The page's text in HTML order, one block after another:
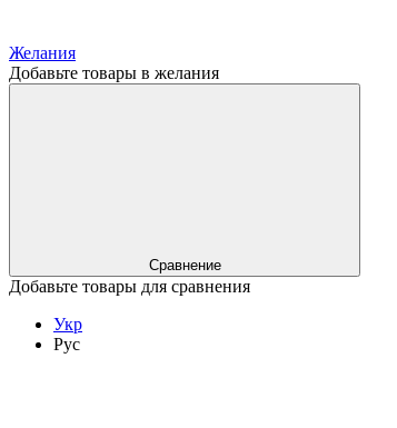
Желания
Добавьте товары в желания
Сравнение
Добавьте товары для сравнения
Укр
Рус